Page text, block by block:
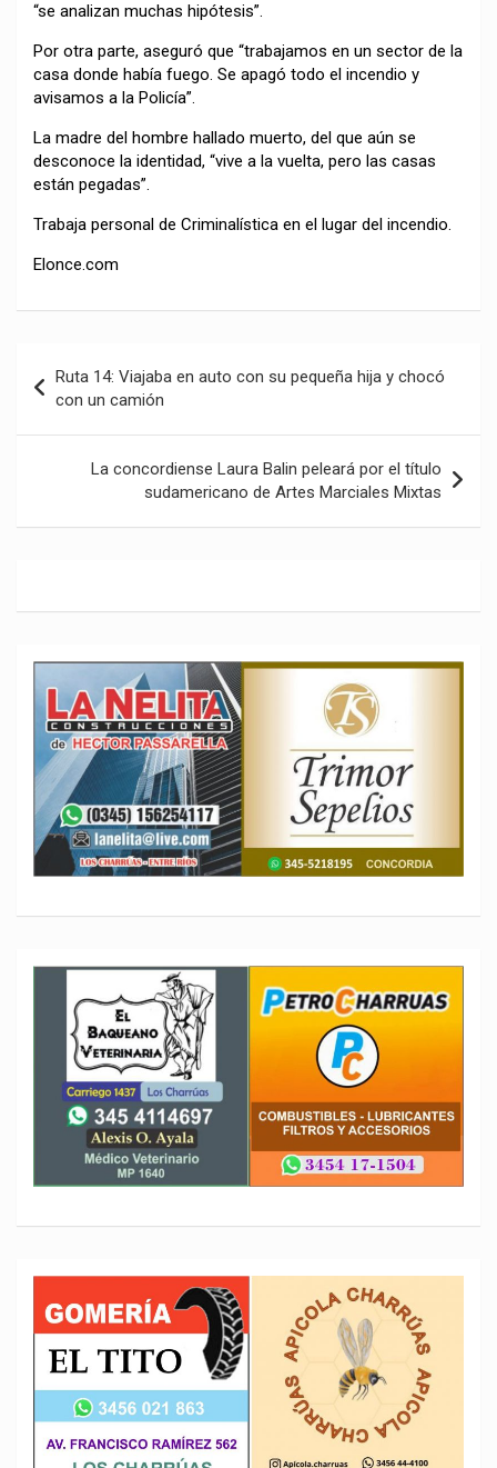
“se analizan muchas hipótesis”.
Por otra parte, aseguró que “trabajamos en un sector de la
casa donde había fuego. Se apagó todo el incendio y
avisamos a la Policía”.
La madre del hombre hallado muerto, del que aún se
desconoce la identidad, “vive a la vuelta, pero las casas
están pegadas”.
Trabaja personal de Criminalística en el lugar del incendio.
Elonce.com
de
entradas
Ruta 14: Viajaba en auto con su pequeña hija y chocó
con un camión
La concordiense Laura Balin peleará por el título
sudamericano de Artes Marciales Mixtas